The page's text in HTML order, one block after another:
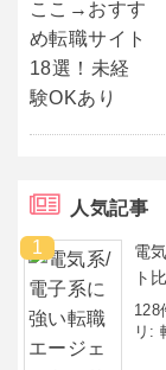
人気記事
電
ト
128
リ: